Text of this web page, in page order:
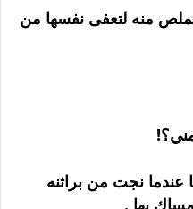
منه لتعفى نفسها من
نجت من براثنه